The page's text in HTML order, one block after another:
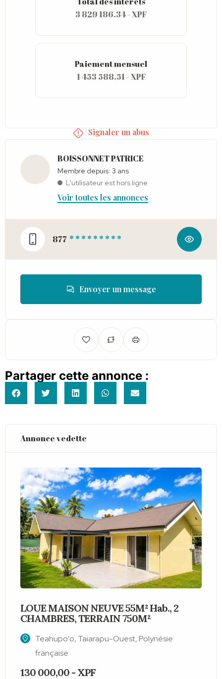
Paiement mensuel
1 453 588.51 - XPF
3 829 186.34 - XPF
Signaler un abus
BOISSONNET PATRICE
Membre depuis: 3 ans
L'utilisateur est hors ligne
Voir toutes les annonces
877 * * * * * * * * *
Envoyer un message
Partager cette annonce :
Annonce vedette
LOUE MAISON NEUVE 55M² Hab., 2
CHAMBRES, TERRAIN 750M²
Teahupo'o, Taiarapu-Ouest, Polynésie
française
130 000,00 - XPF